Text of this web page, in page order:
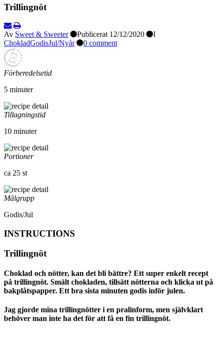
Trillingnöt
Av Sweet & Sweeter Publicerat 12/12/2020
I
ChokladGodisJul/Nyår 0 comment
Förberedelsetid
5 minuter
Tillagningstid
10 minuter
Portioner
ca 25 st
Målgrupp
Godis/Jul
INSTRUCTIONS
Trillingnöt
Choklad och nötter, kan det bli bättre? Ett super enkelt recept
på trillingnöt. Smält chokladen, tillsätt nötterna och klicka ut på
bakplåtspapper. Ett bra sista minuten godis inför julen.
Jag gjorde mina trillingnötter i en pralinform, men självklart
behöver man inte ha det för att få en fin trillingnöt.